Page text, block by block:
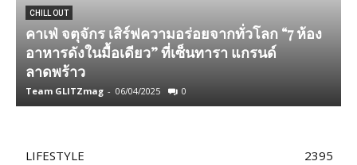
CHILL OUT
คาเฟ่ จตุจักร เสิร์ฟความอร่อยจากทั่วโลก “7 ห้อง
อาหารดังในมื้อเดียว” ที่เซ็นทารา แกรนด์
ลาดพร้าว
Team GLITZmag - 06/04/2025 0
LIFESTYLE
2395